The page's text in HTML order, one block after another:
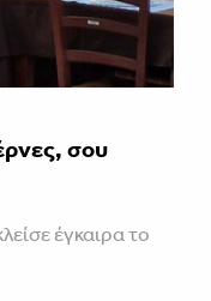
σου
έγκαιρα το